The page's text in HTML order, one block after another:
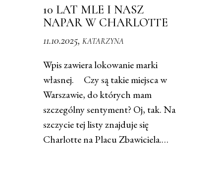
10 LAT MLE I NASZ
NAPAR W CHARLOTTE
11.10.2025, KATARZYNA
Wpis zawiera lokowanie marki
własnej. Czy są takie miejsca w
Warszawie, do których mam
szczególny sentyment? Oj, tak. Na
szczycie tej listy znajduje się
Charlotte na Placu Zbawiciela.…